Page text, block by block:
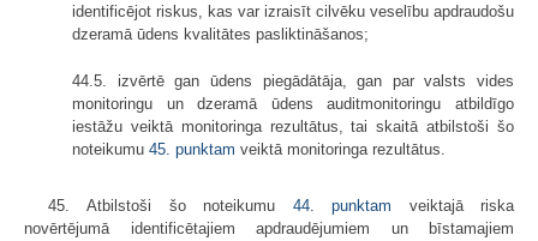
identificējot riskus, kas var izraisīt cilvēku veselību apdraudošu
dzeramā ūdens kvalitātes pasliktināšanos;
44.5. izvērtē gan ūdens piegādātāja, gan par valsts vides
monitoringu un dzeramā ūdens auditmonitoringu atbildīgo
iestāžu veiktā monitoringa rezultātus, tai skaitā atbilstoši šo
noteikumu 45. punktam veiktā monitoringa rezultātus.
45. Atbilstoši šo noteikumu 44. punktam veiktajā riska
novērtējumā identificētajiem apdraudējumiem un bīstamajiem